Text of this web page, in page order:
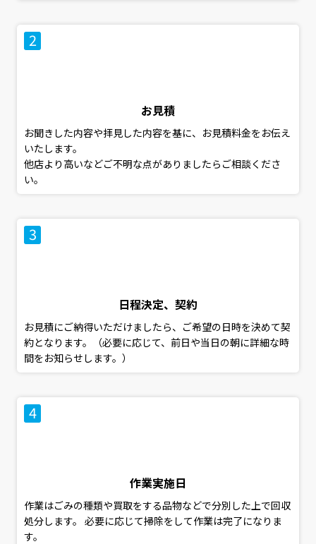
お見積
お聞きした内容や拝見した内容を基に、お見積料金をお伝え
いたします。
他店より高いなどご不明な点がありましたらご相談くださ
い。
日程決定、契約
お見積にご納得いただけましたら、ご希望の日時を決めて契
約となります。（必要に応じて、前日や当日の朝に詳細な時
間をお知らせします。）
作業実施日
作業はごみの種類や買取をする品物などで分別した上で回収
処分します。 必要に応じて掃除をして作業は完了になりま
す。